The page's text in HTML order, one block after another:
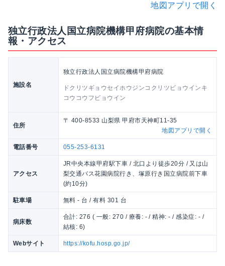
地図アプリで開く
独立行政法人国立病院機構甲府病院の基本情
報・アクセス
施設名
独立行政法人国立病院機構甲府病院
ドクリツギョウセイホウジンコクリツビョウインキ
コウコウフビョウイン
住所
〒 400-8533 山梨県 甲府市天神町11-35
地図アプリで開く
電話番号 055-253-6131
アクセス
JR中央本線甲府駅下車 / 北口より徒歩20分 / 又は山
梨交通バス花園病院行き、塚原行き国立病院前下車
(約10分)
駐車場 無料 - 台 / 有料 301 台
病床数
合計: 276 ( 一般: 270 / 療養: - / 精神: - / 感染症: - /
結核: 6)
Webサイト https://kofu.hosp.go.jp/